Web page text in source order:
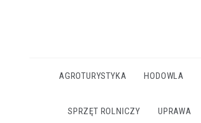
AGROTURYSTYKA HODOWLA
SPRZĘT ROLNICZY UPRAWA